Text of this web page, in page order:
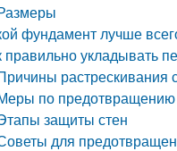
фундамент лучше
правильно укладывать
растрескивания
по
защиты стен
для